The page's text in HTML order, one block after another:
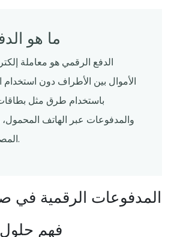
ما هو
الدفع الرقمي هو معاملة
الأموال بين الأطراف دون استخدام
باستخدام طرق مثل
والمدفوعات عبر الهاتف
المصرفية عبر الإنترنت.
المدفوعات الرقمية في
فهم حلول